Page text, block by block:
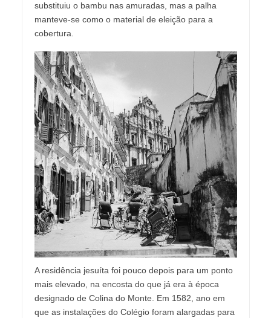
substituiu o bambu nas amuradas, mas a palha
manteve-se como o material de eleição para a
cobertura.
A residência jesuíta foi pouco depois para um ponto
mais elevado, na encosta do que já era à época
designado de Colina do Monte. Em 1582, ano em
que as instalações do Colégio foram alargadas para